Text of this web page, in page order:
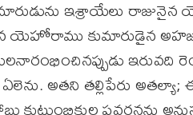
ఇశ్రాయేలు
కుమారుడైన
ఇరువది
అతని తల్లిపేరు